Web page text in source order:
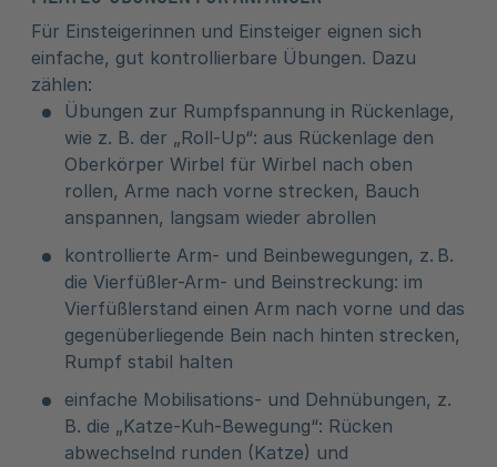
Für Einsteigerinnen und Einsteiger eignen sich
einfache, gut kontrollierbare Übungen. Dazu
zählen:
Übungen zur Rumpfspannung in Rückenlage,
wie z. B. der „Roll-Up“: aus Rückenlage den
Oberkörper Wirbel für Wirbel nach oben
rollen, Arme nach vorne strecken, Bauch
anspannen, langsam wieder abrollen
kontrollierte Arm- und Beinbewegungen, z. B.
die Vierfüßler-Arm- und Beinstreckung: im
Vierfüßlerstand einen Arm nach vorne und das
gegenüberliegende Bein nach hinten strecken,
Rumpf stabil halten
einfache Mobilisations- und Dehnübungen, z.
B. die „Katze-Kuh-Bewegung“: Rücken
abwechselnd runden (Katze) und